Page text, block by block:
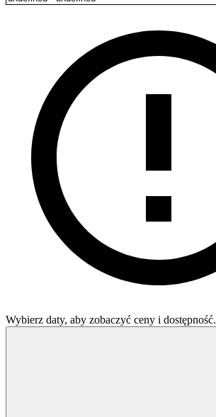
Wybierz daty, aby zobaczyć ceny i dostępność.